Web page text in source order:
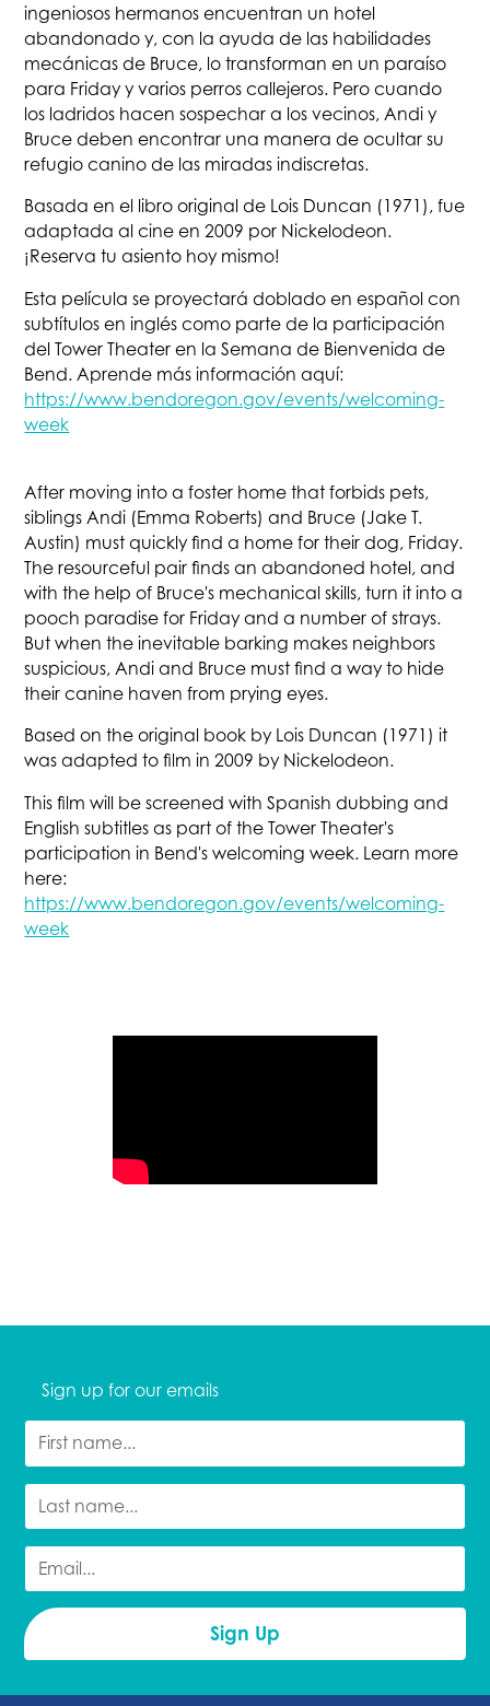
ingeniosos hermanos encuentran un hotel
abandonado y, con la ayuda de las habilidades
mecánicas de Bruce, lo transforman en un paraíso
para Friday y varios perros callejeros. Pero cuando
los ladridos hacen sospechar a los vecinos, Andi y
Bruce deben encontrar una manera de ocultar su
refugio canino de las miradas indiscretas.
Basada en el libro original de Lois Duncan (1971), fue
adaptada al cine en 2009 por Nickelodeon.
¡Reserva tu asiento hoy mismo!
Esta película se proyectará doblado en español con
subtítulos en inglés como parte de la participación
del Tower Theater en la Semana de Bienvenida de
Bend. Aprende más información aquí:
https://www.bendoregon.gov/events/welcoming-
week
After moving into a foster home that forbids pets,
siblings Andi (Emma Roberts) and Bruce (Jake T.
Austin) must quickly find a home for their dog, Friday.
The resourceful pair finds an abandoned hotel, and
with the help of Bruce's mechanical skills, turn it into a
pooch paradise for Friday and a number of strays.
But when the inevitable barking makes neighbors
suspicious, Andi and Bruce must find a way to hide
their canine haven from prying eyes.
Based on the original book by Lois Duncan (1971) it
was adapted to film in 2009 by Nickelodeon.
This film will be screened with Spanish dubbing and
English subtitles as part of the Tower Theater's
participation in Bend's welcoming week. Learn more
here:
https://www.bendoregon.gov/events/welcoming-
week
Sign up for our emails